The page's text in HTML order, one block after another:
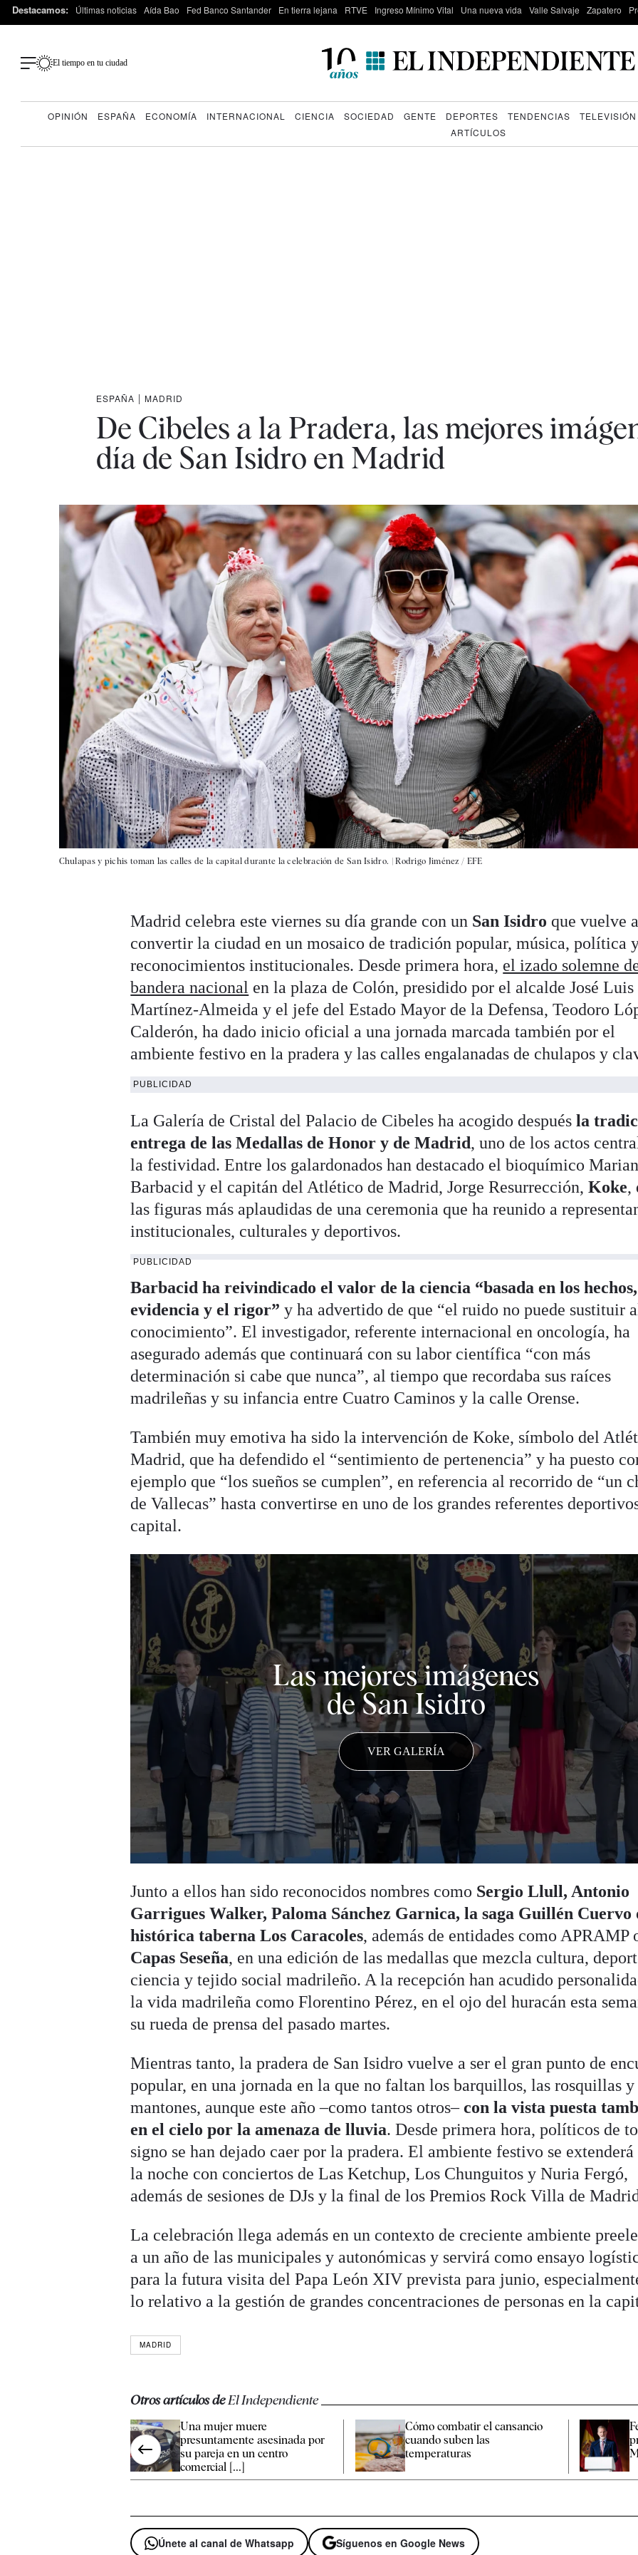
Destacamos: Últimas noticias Aída Bao Fed Banco Santander En tierra lejana RTVE Ingreso Mínimo Vital Una nueva vida Valle Salvaje Zapatero
El tiempo en tu ciudad
OPINIÓN ESPAÑA ECONOMÍA INTERNACIONAL CIENCIA SOCIEDAD GENTE DEPORTES TENDENCIAS
TELEVISIÓN
ARTÍCULOS
ESPAÑA | MADRID
De Cibeles a la Pradera, las mejores
día de San Isidro en Madrid
Chulapas y pichis toman las calles de la capital durante la celebración de San Isidro. |Rodrigo Jiménez / EFE
Madrid celebra este viernes su día grande con un San Isidro que vuelve
convertir la ciudad en un mosaico de tradición popular, música, política
reconocimientos institucionales. Desde primera hora, el izado solemne
bandera nacional en la plaza de Colón, presidido por el alcalde José Luis
Martínez-Almeida y el jefe del Estado Mayor de la Defensa, Teodoro
Calderón, ha dado inicio oficial a una jornada marcada también por el
ambiente festivo en la pradera y las calles engalanadas de chulapos y
PUBLICIDAD
La Galería de Cristal del Palacio de Cibeles ha acogido despuésla
entrega de las Medallas de Honor y de Madrid, uno de los actos
la festividad. Entre los galardonados han destacado el bioquímico
Barbacid y el capitán del Atlético de Madrid, Jorge Resurrección,Koke,
las figuras más aplaudidas de una ceremonia que ha reunido a
institucionales, culturales y deportivos.
PUBLICIDAD
Barbacid ha reivindicado el valor de la ciencia “basada en los
evidencia y el rigor” y ha advertido de que “el ruido no puede sustituir
conocimiento”. El investigador, referente internacional en oncología, ha
asegurado además que continuará con su labor científica “con más
determinación si cabe que nunca”, al tiempo que recordaba sus raíces
madrileñas y su infancia entre Cuatro Caminos y la calle Orense.
También muy emotiva ha sido la intervención de Koke, símbolo del
Madrid, que ha defendido el “sentimiento de pertenencia” y ha puesto
ejemplo que “los sueños se cumplen”, en referencia al recorrido de “un
de Vallecas” hasta convertirse en uno de los grandes referentes
capital.
Las mejores imágenes
de San Isidro
VER GALERÍA
Junto a ellos han sido reconocidos nombres como Sergio Llull, Antonio
Garrigues Walker, Paloma Sánchez Garnica, la saga Guillén Cuervo
histórica taberna Los Caracoles, además de entidades como APRAMP
Capas Seseña, en una edición de las medallas que mezcla cultura,
ciencia y tejido social madrileño. A la recepción han acudido
la vida madrileña como Florentino Pérez, en el ojo del huracán esta
su rueda de prensa del pasado martes.
Mientras tanto, la pradera de San Isidro vuelve a ser el gran punto de
popular, en una jornada en la que no faltan los barquillos, las rosquillas
mantones, aunque este año –como tantos otros–con la vista puesta
en el cielo por la amenaza de lluvia. Desde primera hora, políticos de
signo se han dejado caer por la pradera. El ambiente festivo se extenderá
la noche con conciertos de Las Ketchup, Los Chunguitos y Nuria Fergó,
además de sesiones de DJs y la final de los Premios Rock Villa de
La celebración llega además en un contexto de creciente ambiente
a un año de las municipales y autonómicas y servirá como ensayo
para la futura visita del Papa León XIV prevista para junio,
lo relativo a la gestión de grandes concentraciones de personas en la
MADRID
Otros artículos deEl Independiente
Una mujer muere
presuntamente asesinada por
su pareja en un centro
comercial [...]
Cómo combatir el cansancio​
cuando suben las
temperaturas
Únete al canal de Whatsapp Síguenos en Google News